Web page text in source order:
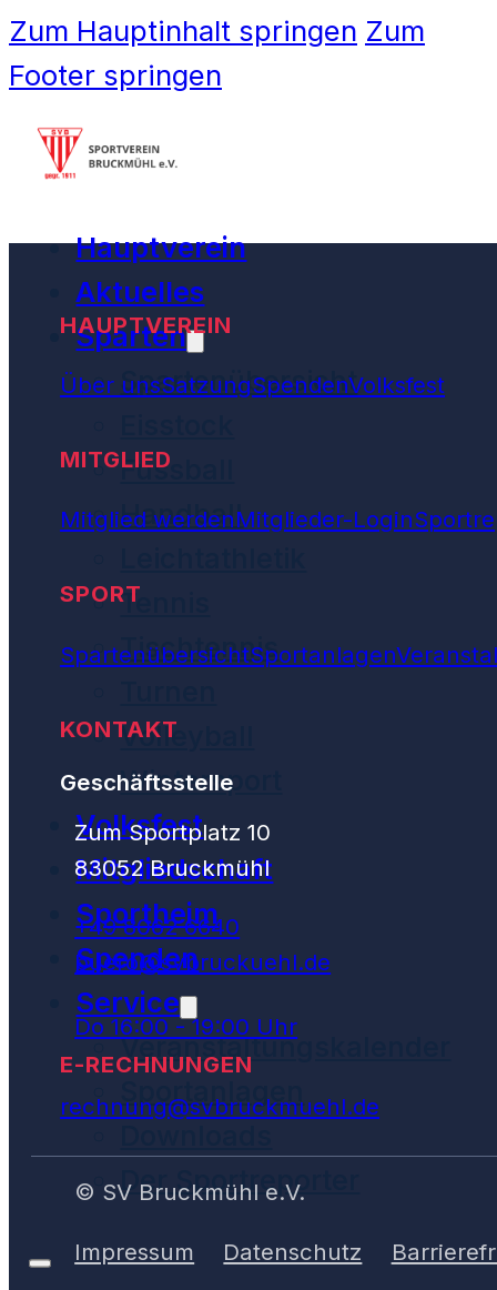
Zum Hauptinhalt springen Zum
Footer springen
Hauptverein
Aktuelles
Sparten
Spartenübersicht
Fussball
Handball
Tennis
Tischtennis
Volleyball
Wintersport
Volksfest
Mitgliedschaft
Sportheim
Spenden
Service
Veranstaltungskalender
Sportanlagen
Der Sportreporter
HAUPTVEREIN
Über unsSatzungSpendenVolksfest
MITGLIED
Mitglied werdenMitglieder-Login
SPORT
SpartenübersichtSportanlagen
KONTAKT
Geschäftsstelle
Zum Sportplatz 10
83052 Bruckmühl
+49 8062 6640
buero@svbruckuehl.de
Do 16:00 - 19:00 Uhr
E-RECHNUNGEN
rechnung@svbruckmuehl.de
© SV Bruckmühl e.V.
Impressum Datenschutz